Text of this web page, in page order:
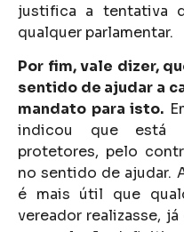
justifica a tentativa
qualquer parlamentar.
Por fim, vale dizer,
sentido de ajudar a
mandato para isto.
indicou que está
protetores, pelo
no sentido de ajudar.
é mais útil que
vereador realizasse,